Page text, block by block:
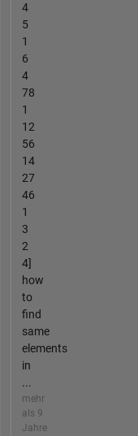
4
5
1
6
4
78
1
12
56
14
27
46
1
3
2
4]
how
to
find
same
elements
in
...
mehr
als 9
Jahre